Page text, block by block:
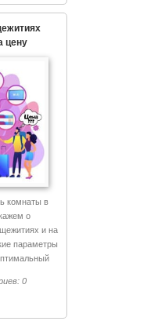
цену
комнаты в
о
и на
параметры
0